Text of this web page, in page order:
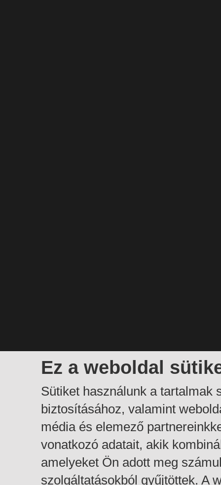
Ez a weboldal
Sütiket használunk a tartalmak
biztosításához, valamint
média és elemező
vonatkozó adatait, akik
amelyeket Ön adott meg
szolgáltatásokból gyűjtöttek. A